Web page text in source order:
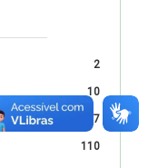
2
10
327
110